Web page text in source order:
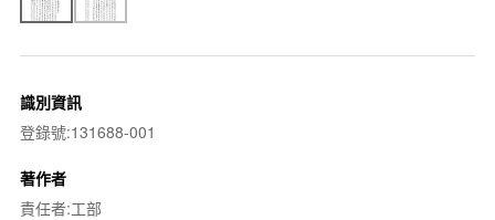
識別資訊
登錄號:131688-001
著作者
責任者:工部